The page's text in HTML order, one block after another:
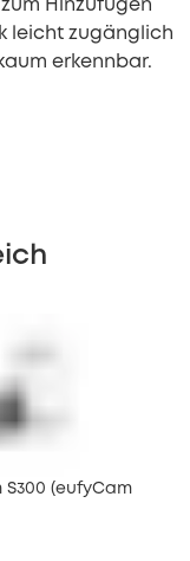
Hinzufügen
leicht zugänglich
erkennbar.
S300 (eufyCam